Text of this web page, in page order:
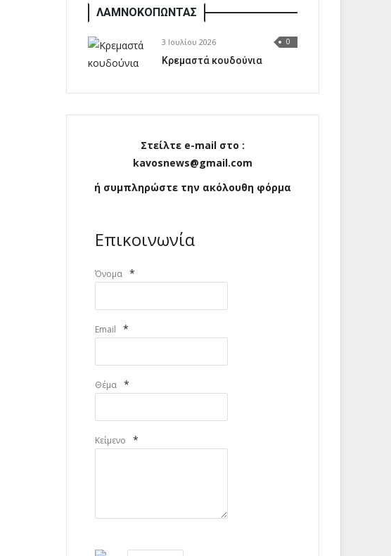
ΛΑΜΝΟΚΟΠΩΝΤΑΣ
3 Ιουλίου 2026 0
Κρεμαστά κουδούνια
Στείλτε e-mail στο :
kavosnews@gmail.com
ή συμπληρώστε την ακόλουθη φόρμα
Επικοινωνία
Όνομα *
Email *
Θέμα *
Κείμενο *